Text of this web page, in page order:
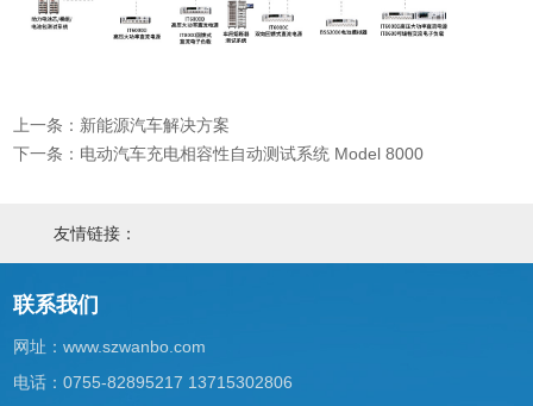
上一条：新能源汽车解决方案
下一条：电动汽车充电相容性自动测试系统 Model 8000
友情链接：
联系我们
网址：www.szwanbo.com
电话：0755-82895217 13715302806